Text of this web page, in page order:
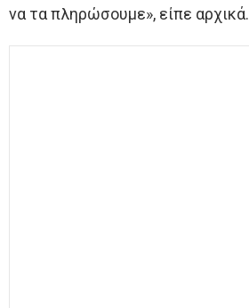
να τα πληρώσουμε», είπε αρχικά.